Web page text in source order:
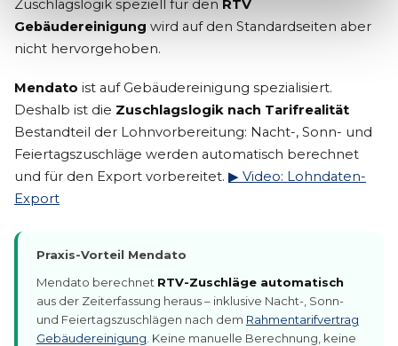
Zuschlagslogik speziell für den RTV
Gebäudereinigung wird auf den Standardseiten aber
nicht hervorgehoben.
Mendato ist auf Gebäudereinigung spezialisiert.
Deshalb ist die Zuschlagslogik nach Tarifrealität
Bestandteil der Lohnvorbereitung: Nacht-, Sonn- und
Feiertagszuschläge werden automatisch berechnet
und für den Export vorbereitet. ▶ Video: Lohndaten-
Export
Praxis-Vorteil Mendato
Mendato berechnet RTV-Zuschläge automatisch
aus der Zeiterfassung heraus – inklusive Nacht-, Sonn-
und Feiertagszuschlägen nach dem Rahmentarifvertrag
Gebäudereinigung . Keine manuelle Berechnung, keine